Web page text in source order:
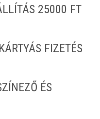
25000 FT
FIZETÉS
ÉS